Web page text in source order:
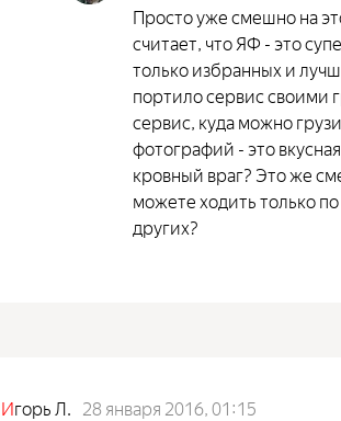
Просто уже смешно на
считает, что ЯФ - это
только избранных и
портило сервис своими
сервис, куда можно
фотографий - это
кровный враг? Это же
можете ходить только
других?
Игорь Л. 28 января 2016, 01:15